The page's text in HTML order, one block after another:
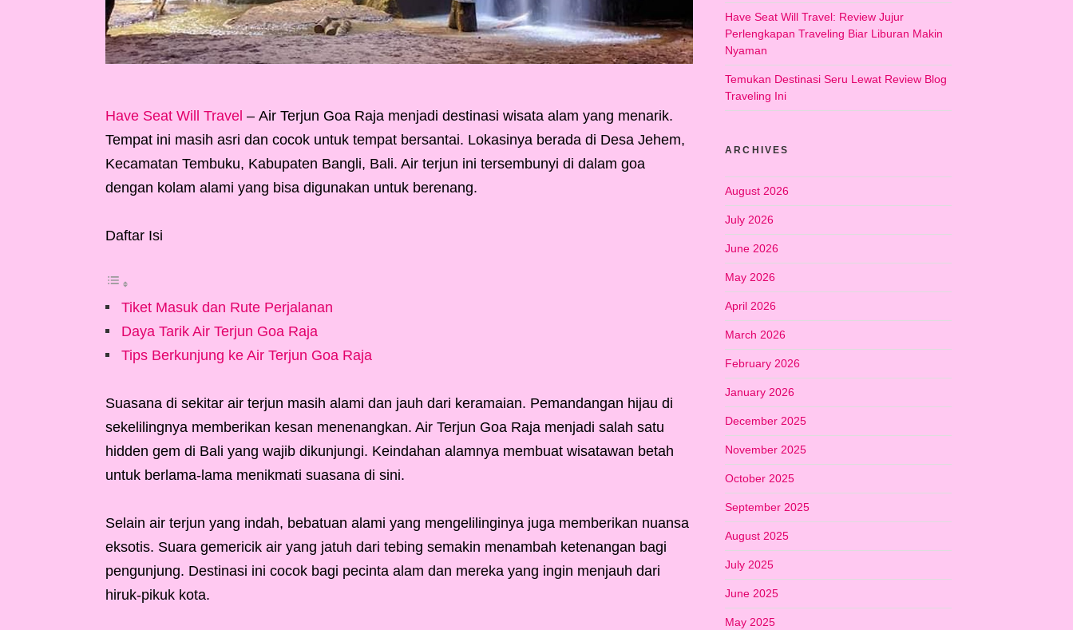
Have Seat Will Travel – Air Terjun Goa Raja menjadi destinasi wisata alam yang menarik.
Tempat ini masih asri dan cocok untuk tempat bersantai. Lokasinya berada di Desa Jehem,
Kecamatan Tembuku, Kabupaten Bangli, Bali. Air terjun ini tersembunyi di dalam goa
dengan kolam alami yang bisa digunakan untuk berenang.
Daftar Isi
Tiket Masuk dan Rute Perjalanan
Daya Tarik Air Terjun Goa Raja
Tips Berkunjung ke Air Terjun Goa Raja
Suasana di sekitar air terjun masih alami dan jauh dari keramaian. Pemandangan hijau di
sekelilingnya memberikan kesan menenangkan. Air Terjun Goa Raja menjadi salah satu
hidden gem di Bali yang wajib dikunjungi. Keindahan alamnya membuat wisatawan betah
untuk berlama-lama menikmati suasana di sini.
Selain air terjun yang indah, bebatuan alami yang mengelilinginya juga memberikan nuansa
eksotis. Suara gemericik air yang jatuh dari tebing semakin menambah ketenangan bagi
pengunjung. Destinasi ini cocok bagi pecinta alam dan mereka yang ingin menjauh dari
hiruk-pikuk kota.
Have Seat Will Travel: Review Jujur
Perlengkapan Traveling Biar Liburan Makin
Nyaman
Temukan Destinasi Seru Lewat Review Blog
Traveling Ini
ARCHIVES
August 2026
July 2026
June 2026
May 2026
April 2026
March 2026
February 2026
January 2026
December 2025
November 2025
October 2025
September 2025
August 2025
July 2025
June 2025
May 2025